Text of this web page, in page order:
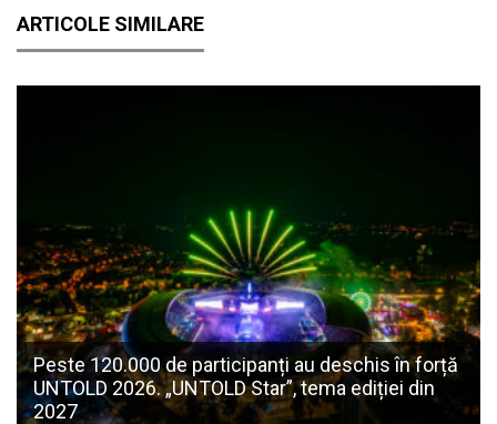
ARTICOLE SIMILARE
Peste 120.000 de participanți au deschis în forță
UNTOLD 2026. „UNTOLD Star”, tema ediției din
2027